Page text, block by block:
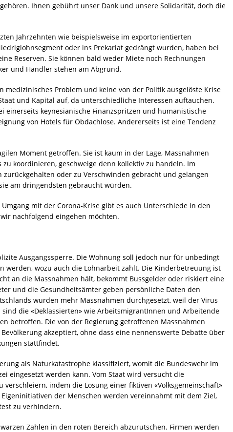
Ihnen gebührt unser Dank und unsere Solidarität, doch die
Jahrzehnten wie beispielsweise im exportorientierten
oder ins Prekariat gedrängt wurden, haben bei
Reserven. Sie können bald weder Miete noch Rechnungen
und Händler stehen am Abgrund.
medizinisches Problem und keine von der Politik ausgelöste Krise
und Kapital auf, da unterschiedliche Interessen auftauchen.
einerseits keynesianische Finanzspritzen und humanistische
von Hotels für Obdachlose. Andererseits ist eine Tendenz
Moment getroffen. Sie ist kaum in der Lage, Massnahmen
koordinieren, geschweige denn kollektiv zu handeln. Im
zurückgehalten oder zu Verschwinden gebracht und gelangen
am dringendsten gebraucht würden.
mit der Corona-Krise gibt es auch Unterschiede in den
nachfolgend eingehen möchten.
Ausgangssperre. Die Wohnung soll jedoch nur für unbedingt
werden, wozu auch die Lohnarbeit zählt. Die Kinderbetreuung ist
an die Massnahmen hält, bekommt Bussgelder oder riskiert eine
und die Gesundheitsämter geben persönliche Daten den
wurden mehr Massnahmen durchgesetzt, weil der Virus
die «Deklassierten» wie ArbeitsmigrantInnen und Arbeitende
betroffen. Die von der Regierung getroffenen Massnahmen
akzeptiert, ohne dass eine nennenswerte Debatte über
stattfindet.
als Naturkatastrophe klassifiziert, womit die Bundeswehr im
eingesetzt werden kann. Vom Staat wird versucht die
indem die Losung einer fiktiven «Volksgemeinschaft»
der Menschen werden vereinnahmt mit dem Ziel,
zu verhindern.
Zahlen in den roten Bereich abzurutschen. Firmen werden